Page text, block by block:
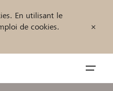
En utilisant le
de cookies.
öffnen